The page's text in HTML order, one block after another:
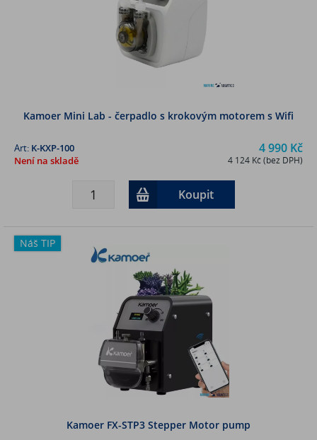
Kamoer Mini Lab - čerpadlo s krokovým motorem s Wifi
4 990 Kč
4 124 Kč (bez DPH)
Art: K-KXP-100
Není na skladě
Koupit
Náš TIP
Kamoer FX-STP3 Stepper Motor pump